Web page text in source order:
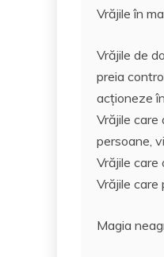
o
o
k
Vrăjile în
Vrăjile de
preia
acţioneze
Vrăjile
persoane,
Vrăjile care
Vrăjile care
Magia